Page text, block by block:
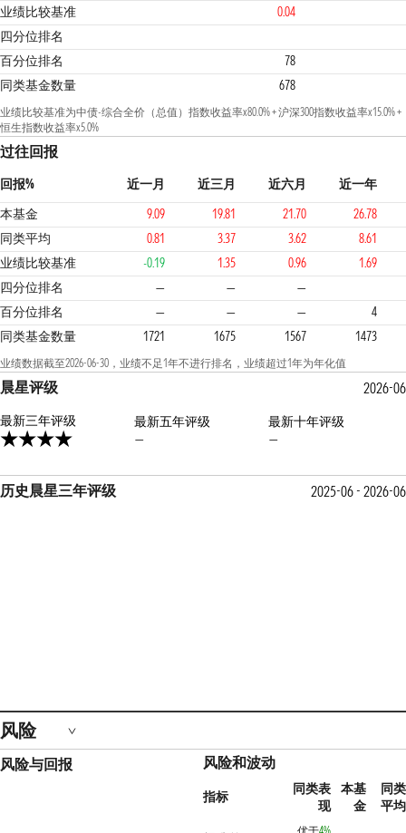
业绩比较基准
0.04
四分位排名
4 4
百分位排名
78
同类基金数量
678
业绩比较基准为中债-综合全价（总值）指数收益率x80.0% + 沪深300指数收益率x15.0% +
恒生指数收益率x5.0%
过往回报
回报% 近一月 近三月 近六月
近一年
本基金
9.09 19.81 21.70
26.78
同类平均
0.81 3.37 3.62
8.61
业绩比较基准
-0.19 1.35 0.96
1.69
四分位排名
— — —
1 1
百分位排名 — — —
4
同类基金数量
1721 1675 1567 1473
业绩数据截至2026-06-30，业绩不足1年不进行排名，业绩超过1年为年化值
晨星评级 2026-06
最新三年评级
最新五年评级
—
最新十年评级
—
历史晨星三年评级 2025-06 - 2026-06
风险
风险与回报 风险和波动
指标
同类表
现
本基
金
同类
平均